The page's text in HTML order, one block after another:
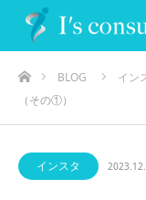
ホームBLOG イン
（その①）
インスタ